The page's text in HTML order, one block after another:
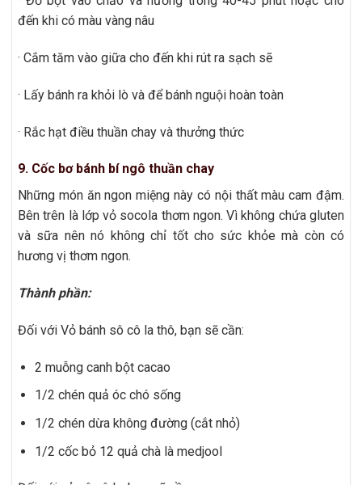
đến khi có màu vàng nâu
· Cắm tăm vào giữa cho đến khi rút ra sạch sẽ
· Lấy bánh ra khỏi lò và để bánh nguội hoàn toàn
· Rắc hạt điều thuần chay và thưởng thức
9. Cốc bơ bánh bí ngô thuần chay
Những món ăn ngon miệng này có nội thất màu cam đậm.
Bên trên là lớp vỏ socola thơm ngon. Vì không chứa gluten
và sữa nên nó không chỉ tốt cho sức khỏe mà còn có
hương vị thơm ngon.
Thành phần:
Đối với Vỏ bánh sô cô la thô, bạn sẽ cần:
2 muỗng canh bột cacao
1/2 chén quả óc chó sống
1/2 chén dừa không đường (cắt nhỏ)
1/2 cốc bỏ 12 quả chà là medjool